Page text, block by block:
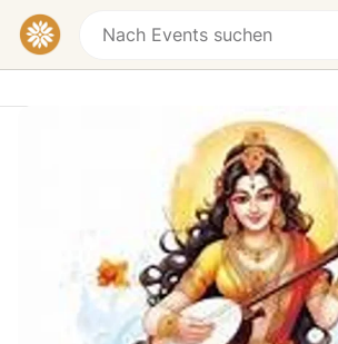
HeuteMorgenWochenende
Mantra Kirtan Singen in
Nydeggstalden 9, Bern,
„Musik hat die Kraft, uns vom
bringen, denn Musik ist die Sprache